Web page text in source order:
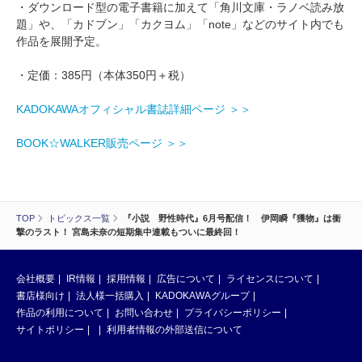
TOP トピックス一覧
『小説 野性時代』6月号配信！ 伊岡瞬『獲物』は衝
撃のラスト！ 宮島未奈の短期集中連載もついに最終回！
・ダウンロード型の電子書籍に加えて「角川文庫・ラノベ読み放
題」や、「カドブン」「カクヨム」「note」などのサイト内でも
作品を展開予定。
・定価：385円（本体350円＋税）
KADOKAWAオフィシャル書誌詳細ページ ＞＞
BOOK☆WALKER販売ページ ＞＞
会社概要 IR情報 採用情報 広告について
ライセンスについて
書店様向け
法人様一括購入
KADOKAWAグループ
作品の利用について
お問い合わせ
プライバシーポリシー
サイトポリシー
利用者情報の外部送信について